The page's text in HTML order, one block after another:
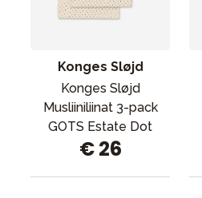
Konges Sløjd
Konges Sløjd
Musliiniliinat 3-pack
GOTS Estate Dot
€ 26